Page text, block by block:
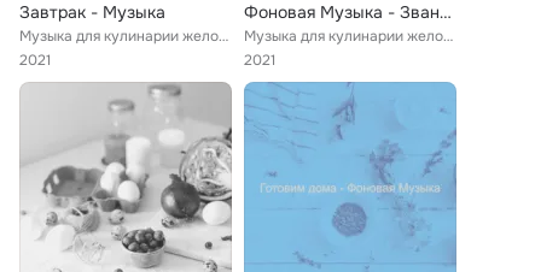
Завтрак - Музыка
Музыка для кулинарии желобок
2021
Фоновая Музыка - Званый ужин
Музыка для кулинарии желобок
2021